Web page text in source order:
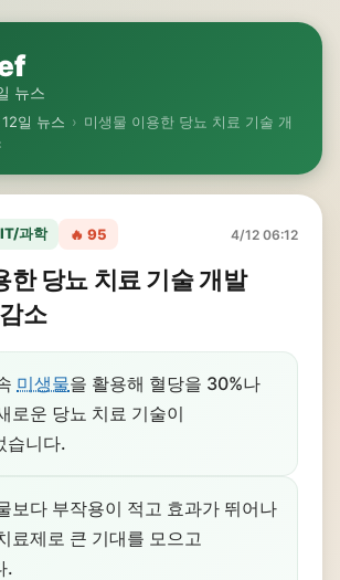
뉴스
일 뉴스 › 미생물 이용한 당뇨 치료 기술 개
IT/과학 🔥 95 4/12 06:12
한 당뇨 치료 기술 개발
소
미생물을 활용해 혈당을 30%나
로운 당뇨 치료 기술이
습니다.
보다 부작용이 적고 효과가 뛰어나
료제로 큰 기대를 모으고
.